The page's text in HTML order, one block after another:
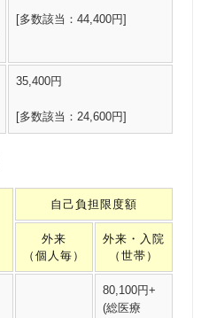
[多数該当：44,400円]
35,400円
[多数該当：24,600円]
自己負担限度額
外来
（個人毎）
外来・入院
（世帯）
80,100円+
(総医療